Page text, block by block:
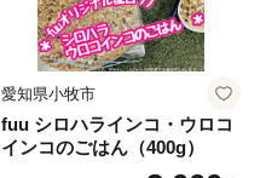
愛知県小牧市
fuu シロハラインコ・ウロコ
インコのごはん（400g）